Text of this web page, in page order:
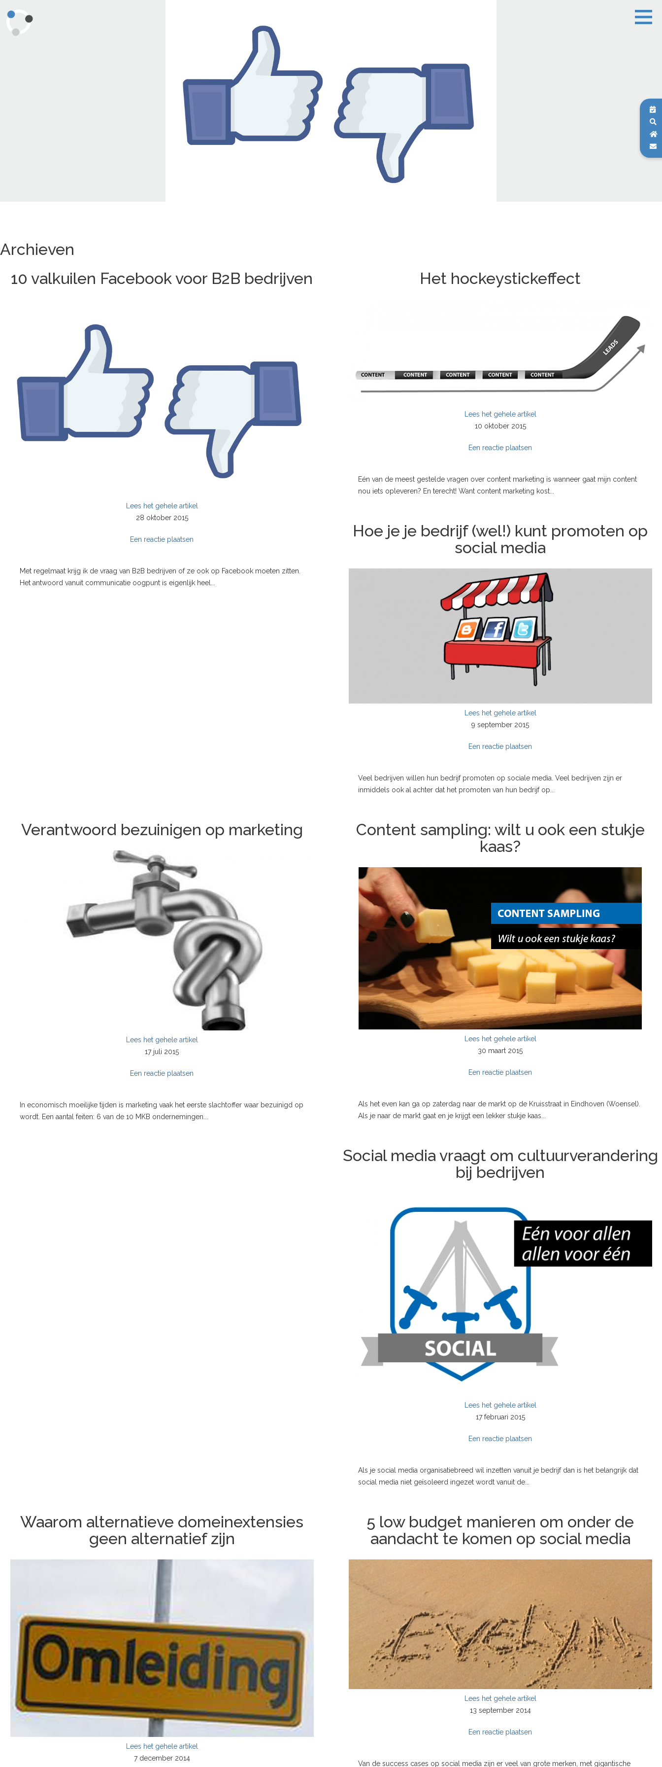
Archieven
10 valkuilen Facebook voor B2B bedrijven
Lees het gehele artikel
28 oktober 2015
Een reactie plaatsen
Met regelmaat krijg ik de vraag van B2B bedrijven of ze ook op Facebook moeten zitten.
Het antwoord vanuit communicatie oogpunt is eigenlijk heel...
Het hockeystickeffect
Lees het gehele artikel
10 oktober 2015
Een reactie plaatsen
Eén van de meest gestelde vragen over content marketing is wanneer gaat mijn content
nou iets opleveren? En terecht! Want content marketing kost...
Hoe je je bedrijf (wel!) kunt promoten op
social media
Lees het gehele artikel
9 september 2015
Een reactie plaatsen
Veel bedrijven willen hun bedrijf promoten op sociale media. Veel bedrijven zijn er
inmiddels ook al achter dat het promoten van hun bedrijf op...
Verantwoord bezuinigen op marketing
Lees het gehele artikel
17 juli 2015
Een reactie plaatsen
In economisch moeilijke tijden is marketing vaak het eerste slachtoffer waar bezuinigd op
wordt. Een aantal feiten: 6 van de 10 MKB ondernemingen...
Content sampling: wilt u ook een stukje
kaas?
Lees het gehele artikel
30 maart 2015
Een reactie plaatsen
Als het even kan ga op zaterdag naar de markt op de Kruisstraat in Eindhoven (Woensel).
Als je naar de markt gaat en je krijgt een lekker stukje kaas...
Social media vraagt om cultuurverandering
bij bedrijven
Lees het gehele artikel
17 februari 2015
Een reactie plaatsen
Als je social media organisatiebreed wil inzetten vanuit je bedrijf dan is het belangrijk dat
social media niet geïsoleerd ingezet wordt vanuit de...
Waarom alternatieve domeinextensies
geen alternatief zijn
Lees het gehele artikel
7 december 2014
5 low budget manieren om onder de
aandacht te komen op social media
Lees het gehele artikel
13 september 2014
Een reactie plaatsen
Van de success cases op social media zijn er veel van grote merken, met gigantische